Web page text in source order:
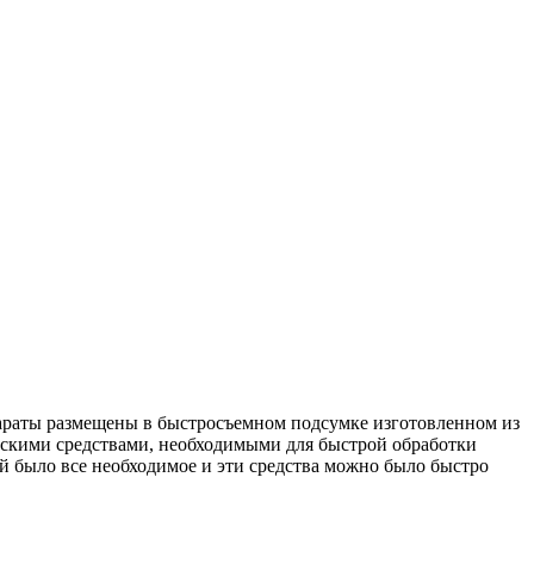
размещены в быстросъемном подсумке изготовленном из
средствами, необходимыми для быстрой обработки
все необходимое и эти средства можно было быстро